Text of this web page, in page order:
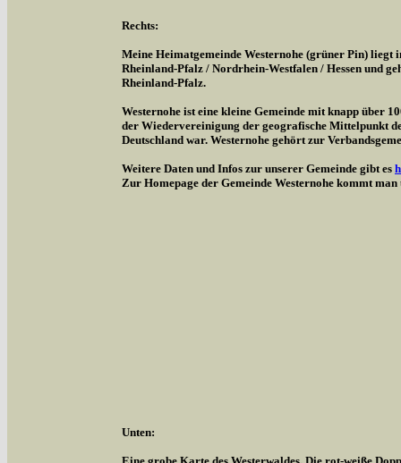
Rechts:
Meine Heimatgemeinde Westernohe (grüner Pin) liegt
Rheinland-Pfalz / Nordrhein-Westfalen / Hessen und
Rheinland-Pfalz.
Westernohe ist eine kleine Gemeinde mit knapp über
der Wiedervereinigung der geografische Mittelpunkt
Deutschland war. Westernohe gehört zur
Weitere Daten und Infos zur unserer Gemeinde gibt es
Zur Homepage der Gemeinde Westernohe kommt
Unten: